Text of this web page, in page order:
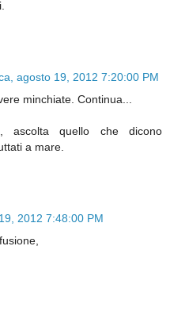
agosto 19, 2012 7:20:00 PM
minchiate. Continua...
ascolta quello che dicono
a mare.
2012 7:48:00 PM